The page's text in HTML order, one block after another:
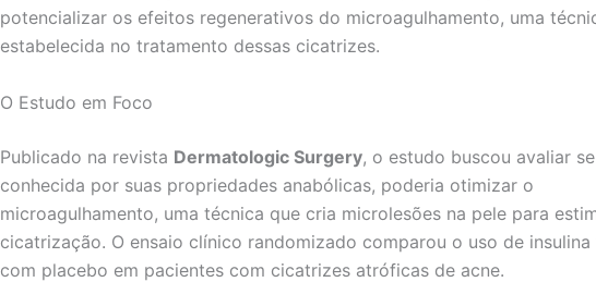
potencializar os efeitos regenerativos do microagulhamento, uma
estabelecida no tratamento dessas cicatrizes.
O Estudo em Foco
Publicado na revista Dermatologic Surgery, o estudo buscou avaliar
conhecida por suas propriedades anabólicas, poderia otimizar o
microagulhamento, uma técnica que cria microlesões na pele para
cicatrização. O ensaio clínico randomizado comparou o uso de
com placebo em pacientes com cicatrizes atróficas de acne.